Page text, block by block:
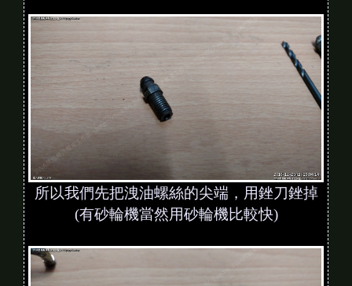
所以我們先把洩油螺絲的尖端，用銼刀銼掉
(有砂輪機當然用砂輪機比較快)